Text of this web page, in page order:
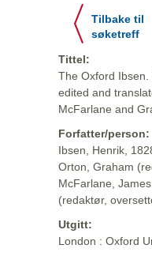
Tilbake til
søketreff
Tittel:
The Oxford Ibsen.
edited and
McFarlane and
Forfatter/person:
Ibsen, Henrik,
Orton, Graham
McFarlane,
(redaktør,
Utgitt:
London : Oxford